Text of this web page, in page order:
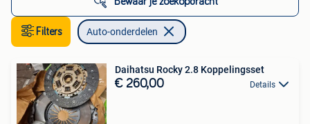
Filters Auto-onderdelen
Daihatsu Rocky 2.8 Koppelingsset
€ 260,00 Details